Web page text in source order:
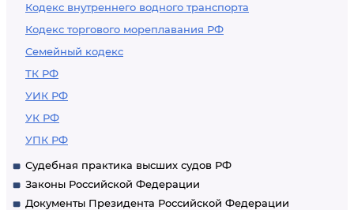
Кодекс внутреннего водного транспорта
Кодекс торгового мореплавания РФ
Семейный кодекс
ТК РФ
УИК РФ
УК РФ
УПК РФ
Судебная практика высших судов РФ
Законы Российской Федерации
Документы Президента Российской Федерации